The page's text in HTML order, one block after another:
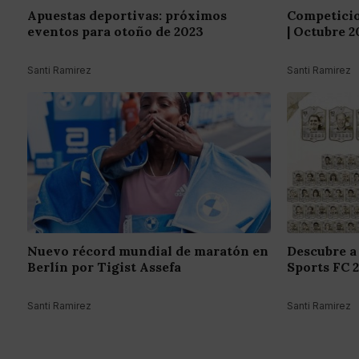
Apuestas deportivas: próximos
eventos para otoño de 2023
Santi Ramirez
| Octubre
Santi Ramirez
Nuevo récord mundial de maratón en
Berlín por Tigist Assefa
Santi Ramirez
Descubre
Sports FC
Santi Ramirez